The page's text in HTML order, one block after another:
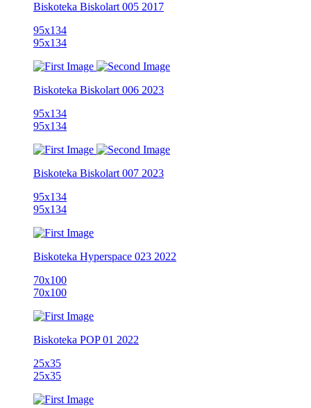
Biskoteka Biskolart 005 2017
95x134
95x134
Biskoteka Biskolart 006 2023
95x134
95x134
Biskoteka Biskolart 007 2023
95x134
95x134
Biskoteka Hyperspace 023 2022
70x100
70x100
Biskoteka POP 01 2022
25x35
25x35